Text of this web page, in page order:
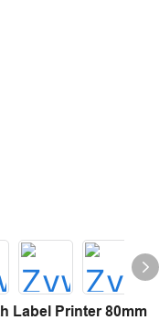
Label Printer 80mm